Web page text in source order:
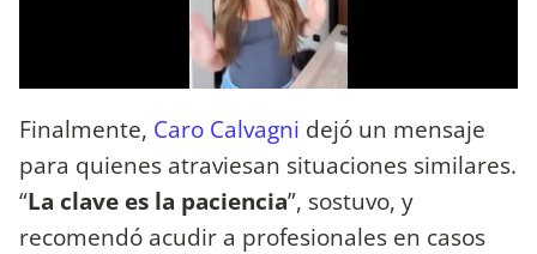
Finalmente, Caro Calvagni dejó un mensaje
para quienes atraviesan situaciones similares.
“La clave es la paciencia”, sostuvo, y
recomendó acudir a profesionales en casos